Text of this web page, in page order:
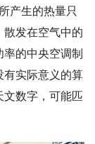
产生的热量只
发在空气中的
的中央空调制
有实际意义的算
数字，可能匹